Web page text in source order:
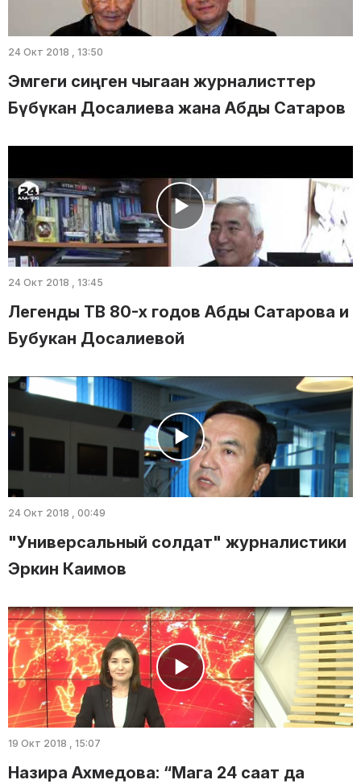
24 Окт 2018 , 13:50
Эмгеги сиңген чыгаан журналисттер
Бүбүкан Досалиева жана Абды Сатаров
24 Окт 2018 , 13:45
Легенды ТВ 80-х годов Абды Сатарова и
Бубукан Досалиевой
24 Окт 2018 , 00:49
"Универсальный солдат" журналистики
Эркин Каимов
19 Окт 2018 , 15:07
Назира Ахмедова: “Мага 24 саат да